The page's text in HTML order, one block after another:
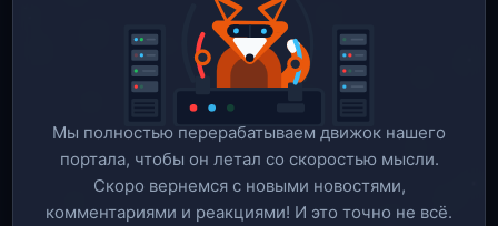
Мы полностью перерабатываем движок нашего
портала, чтобы он летал со скоростью мысли.
Скоро вернемся c новыми новостями,
комментариями и реакциями! И это точно не всё.